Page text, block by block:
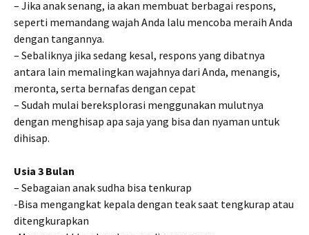
– Jika anak senang, ia akan membuat berbagai respons,
seperti memandang wajah Anda lalu mencoba meraih Anda
dengan tangannya.
– Sebaliknya jika sedang kesal, respons yang dibatnya
antara lain memalingkan wajahnya dari Anda, menangis,
meronta, serta bernafas dengan cepat
– Sudah mulai bereksplorasi menggunakan mulutnya
dengan menghisap apa saja yang bisa dan nyaman untuk
dihisap.
Usia 3 Bulan
– Sebagaian anak sudha bisa tenkurap
-Bisa mengangkat kepala dengan teak saat tengkurap atau
ditengkurapkan